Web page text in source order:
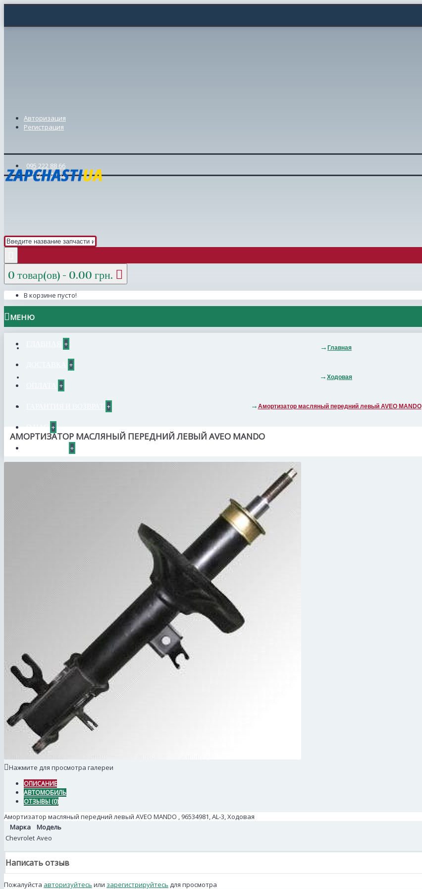
Авторизация
Регистрация
095 222 88 66
098 239 46 57
0 товар(ов) - 0.00 грн.
В корзине пусто!
МЕНЮ
+
+
+
+
+
+
Главная
Ходовая
Амортизатор масляный передний левый AVEO MANDO
АМОРТИЗАТОР МАСЛЯНЫЙ ПЕРЕДНИЙ ЛЕВЫЙ AVEO MANDO
Нажмите для просмотра галереи
ОПИСАНИЕ
АВТОМОБИЛЬ
ОТЗЫВЫ (0)
Амортизатор масляный передний левый AVEO MANDO , 96534981, AL-3, Ходовая
Марка
Модель
Chevrolet Aveo
Написать отзыв
Пожалуйста авторизуйтесь или зарегистрируйтесь для просмотра